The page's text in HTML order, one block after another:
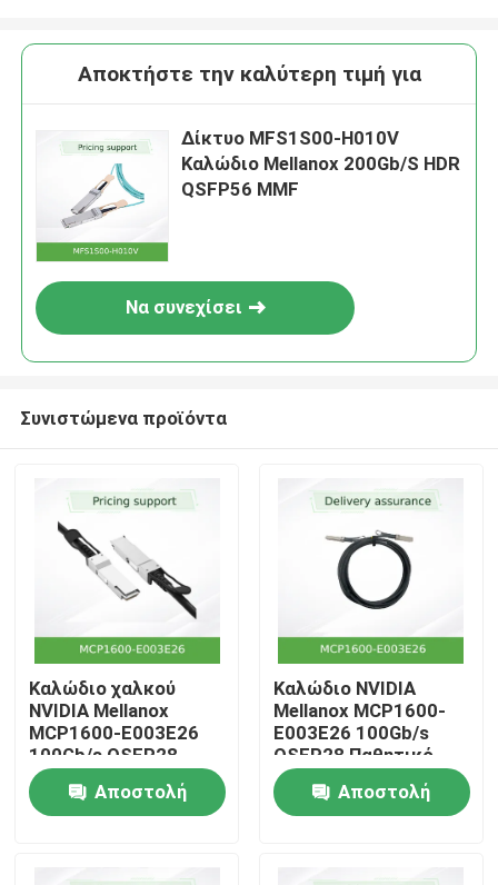
Αρχική
Προϊόντα
Βίντεο
Αποκτήστε την καλύτερη τιμή για
Δίκτυο MFS1S00-H010V
Καλώδιο Mellanox 200Gb/S HDR
QSFP56 MMF
Να συνεχίσει
Συνιστώμενα προϊόντα
Καλώδιο χαλκού
NVIDIA Mellanox
MCP1600-E003E26
100Gb/s QSFP28
Passive Direct Attach
– 3m, EDR InfiniBand,
Χαμηλή
Αποστολή
Καλώδιο NVIDIA
Mellanox MCP1600-
E003E26 100Gb/s
QSFP28 Παθητικό
DAC 3m EDR
InfiniBandΑποστολή